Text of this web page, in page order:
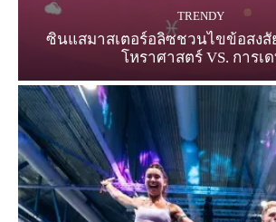
TRENDY
ซินแสมาสเตอร์อลิซชวนไขข้อสงสั
โหราศาสตร์ VS. การเ